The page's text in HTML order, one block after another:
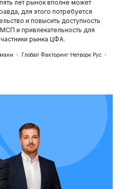
лет рынок вполне может
для этого потребуется
и повысить доступность
и привлекательность для
рынка ЦФА.
Глобал Факторинг Нетворк Рус